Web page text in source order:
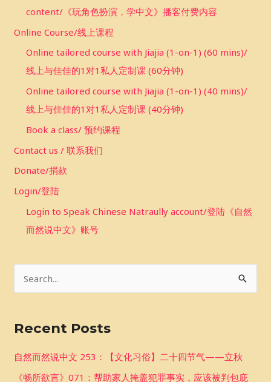
content/《玩角色扮演，学中文》播客付费内容
Online Course/线上课程
Online tailored course with Jiajia (1-on-1) (60 mins)/
线上与佳佳的1对1私人定制课 (60分钟)
Online tailored course with Jiajia (1-on-1) (40 mins)/
线上与佳佳的1对1私人定制课 (40分钟)
Book a class/ 预约课程
Contact us / 联系我们
Donate/捐款
Login/登陆
Login to Speak Chinese Natraully account/登陆《自然
而然说中文》账号
r
c
Recent Posts
自然而然说中文 253：【文化习俗】二十四节气——立秋
《畅所欲言》071：帮助家人掩盖犯罪事实，应该被判包庇